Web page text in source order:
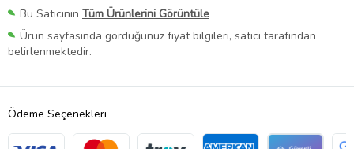
Bu Satıcının Tüm Ürünlerini Görüntüle
Ürün sayfasında gördüğünüz fiyat bilgileri, satıcı tarafından
belirlenmektedir.
Ödeme Seçenekleri